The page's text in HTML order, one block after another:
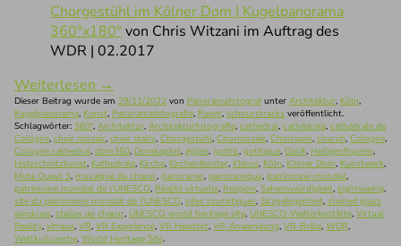
Chorgestühl im Kölner Dom | Kugelpanorama
360°x180°von Chris Witzani im Auftrag des
WDR | 02.2017
Weiterlesen →
Dieser Beitrag wurde am 29/11/2022 von Panoramafotografunter Architektur, Köln,
Kugelpanorama, Kunst, Panoramafotografie, Raum, schnurstracks veröffentlicht.
Schlagwörter: 360°, Architektur, Architekturfotografie, cathedral, cathédrale, cathédrale de
Cologne, choir mosaic, choir stalls, Chorgestühl, Chormosaik, Chorraum, church, Cologne,
Cologne cathedral, dom360, Domkapitel, église, gothic, gothique, Gotik, Heiligenfiguren,
Holzschnitzkunst, Kathedrale, Kirche, Kirchenfenster, Klerus, Köln, Kölner Dom, Kunstwerk,
Meta Quest 3, mosaïque de chœur, panoramic, panoramique, patrimoine mondial,
patrimoine mondial de l'UNESCO, Réalité virtuelle, Religion, Sehenswürdigkeit, sightseeing,
site du patrimoine mondial de l'UNESCO, sites touristiques, Sitzgelegenheit, stained glass
windows, stalles de chœur, UNESCO world heritage site, UNESCO-Welterbestätte, Virtual
Reality, vitraux, VR, VR Experience, VR Headset, VR-Anwendung, VR-Brille, WDR,
Weltkulturerbe, World Heritage Site.